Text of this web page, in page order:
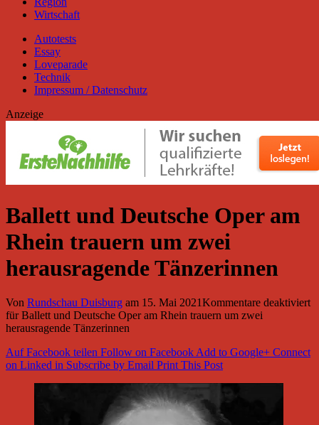
Wirtschaft
Autotests
Essay
Loveparade
Technik
Impressum / Datenschutz
Anzeige
Ballett und Deutsche Oper am
Rhein trauern um zwei
herausragende Tänzerinnen
Von Rundschau Duisburg am 15. Mai 2021Kommentare deaktiviert
für Ballett und Deutsche Oper am Rhein trauern um zwei
herausragende Tänzerinnen
Auf Facebook teilen Follow on FacebookAdd to Google+ Connect
on Linked in Subscribe by Email Print This Post